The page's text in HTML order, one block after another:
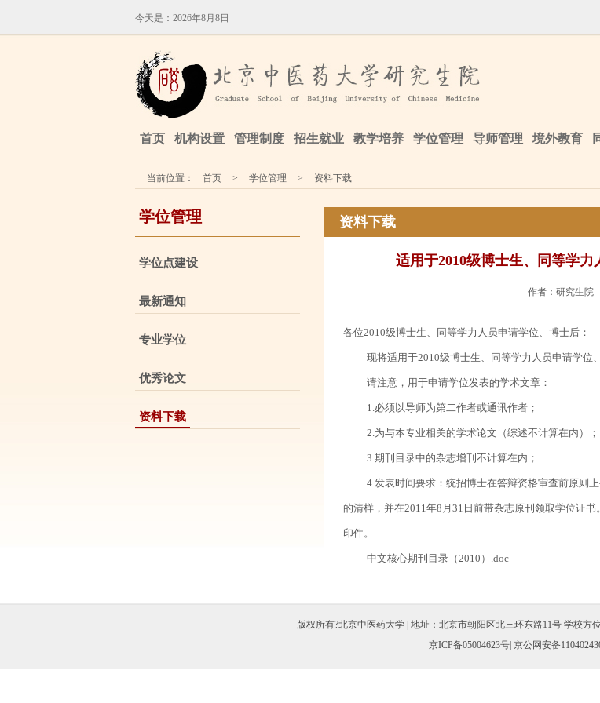
今天是： 2026年8月8日
首页 机构设置 管理制度 招生就业 教学培养 学位管理 导师管理 境外教育
当前位置： 首页 > 学位管理 > 资料下载
学位管理
学位点建设
最新通知
专业学位
优秀论文
资料下载
资料下载
适用于2010级博士生、同等学
作者：研究生院
各位2010级博士生、同等学力人员申请学位、博士后：
现将适用于2010级博士生、同等学力人员申请学位、
请注意，用于申请学位发表的学术文章：
1.必须以导师为第二作者或通讯作者；
2.为与本专业相关的学术论文（综述不计算在内）；
3.期刊目录中的杂志增刊不计算在内；
4.发表时间要求：统招博士在答辩资格审查前原则上
的清样，并在2011年8月31日前带杂志原刊领取学位证
印件。
中文核心期刊目录（2010）.doc
版权所有?北京中医药大学 | 地址：北京市朝阳区北三环东路11号 学校方位
京ICP备05004623号 | 京公网安备